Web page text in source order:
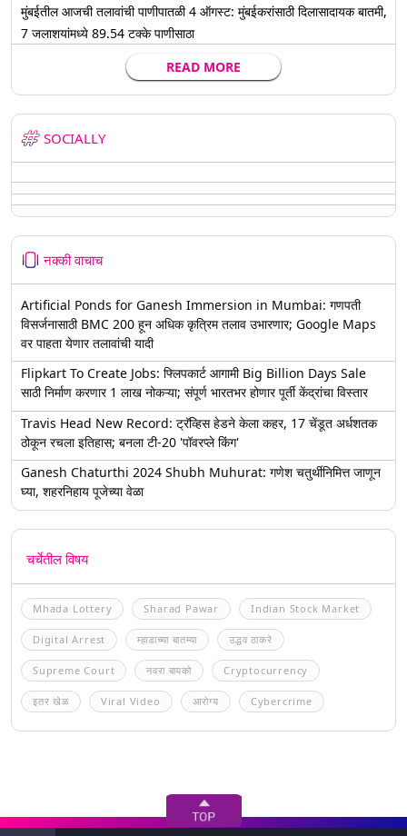
मुंबईतील आजची तलावांची पाणीपातळी 4 ऑगस्ट: मुंबईकरांसाठी दिलासादायक बातमी,
7 जलाशयांमध्ये 89.54 टक्के पाणीसाठा
READ MORE
SOCIALLY
नक्की वाचाच
Artificial Ponds for Ganesh Immersion in Mumbai: गणपती
विसर्जनासाठी BMC 200 हून अधिक कृत्रिम तलाव उभारणार; Google Maps
वर पाहता येणार तलावांची यादी
Flipkart To Create Jobs: फ्लिपकार्ट आगामी Big Billion Days Sale
साठी निर्माण करणार 1 लाख नोकऱ्या; संपूर्ण भारतभर होणार पूर्ती केंद्रांचा विस्तार
Travis Head New Record: ट्रॅव्हिस हेडने केला कहर, 17 चेंडूत अर्धशतक
ठोकून रचला इतिहास; बनला टी-20 'पॉवरप्ले किंग'
Ganesh Chaturthi 2024 Shubh Muhurat: गणेश चतुर्थीनिमित्त जाणून
घ्या, शहरनिहाय पूजेच्या वेळा
चर्चेतील विषय
Mhada Lottery Sharad Pawar Indian Stock Market
Digital Arrest म्हाडाच्या बातम्या उद्धव ठाकरे
Supreme Court नवरा बायको Cryptocurrency
इतर खेळ Viral Video आरोग्य Cybercrime